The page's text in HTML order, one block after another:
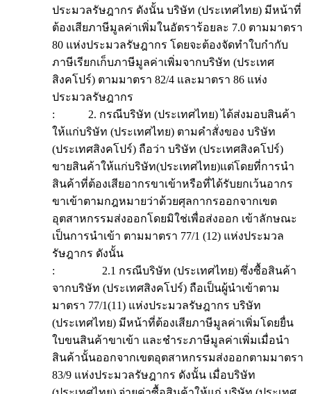
ประมวลรัษฎากร ดังนั้น บริษัท (ประเทศไทย) มีหน้าที่
ต้องเสียภาษีมูลค่าเพิ่มในอัตราร้อยละ 7.0 ตามมาตรา
80 แห่งประมวลรัษฎากร โดยจะต้องจัดทำใบกำกับ
ภาษีเรียกเก็บภาษีมูลค่าเพิ่มจากบริษัท (ประเทศ
สิงคโปร์) ตามมาตรา 82/4 และมาตรา 86 แห่ง
ประมวลรัษฎากร
: 2. กรณีบริษัท (ประเทศไทย) ได้ส่งมอบสินค้า
ให้แก่บริษัท (ประเทศไทย) ตามคำสั่งของ บริษัท
(ประเทศสิงคโปร์) ถือว่า บริษัท (ประเทศสิงคโปร์)
ขายสินค้าให้แก่บริษัท(ประเทศไทย)แต่โดยที่การนำ
สินค้าที่ต้องเสียอากรขาเข้าหรือที่ได้รับยกเว้นอากร
ขาเข้าตามกฎหมายว่าด้วยศุลกากรออกจากเขต
อุตสาหกรรมส่งออกโดยมิใช่เพื่อส่งออก เข้าลักษณะ
เป็นการนำเข้า ตามมาตรา 77/1 (12) แห่งประมวล
รัษฎากร ดังนั้น
: 2.1 กรณีบริษัท (ประเทศไทย) ซึ่งซื้อสินค้า
จากบริษัท (ประเทศสิงคโปร์) ถือเป็นผู้นำเข้าตาม
มาตรา 77/1(11) แห่งประมวลรัษฎากร บริษัท
(ประเทศไทย) มีหน้าที่ต้องเสียภาษีมูลค่าเพิ่มโดยยื่น
ใบขนสินค้าขาเข้า และชำระภาษีมูลค่าเพิ่มเมื่อนำ
สินค้านั้นออกจากเขตอุตสาหกรรมส่งออกตามมาตรา
83/9 แห่งประมวลรัษฎากร ดังนั้น เมื่อบริษัท